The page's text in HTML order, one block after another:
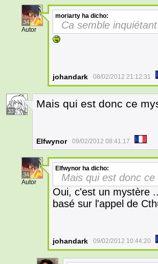
34
Autor
moriarty ha dicho:
Ca semble
johandark 08/02/2012 21:12:31
33
Mais qui est donc ce
Elfwynor 09/02/2012 08:41:17
34
Autor
Elfwynor ha dicho:
Mais qui est donc
Oui, c'est un mystère
basé sur l'appel de
johandark 09/02/2012 10:44:20